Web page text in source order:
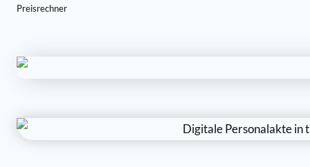
Preisrechner